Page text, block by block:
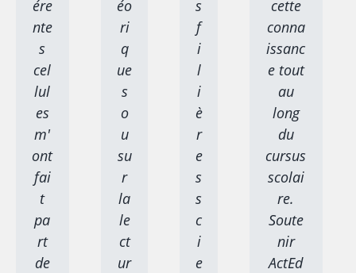
ére
nte
s
cel
lul
es
m'
ont
fai
t
pa
rt
de
éo
ri
q
ue
s
o
u
su
r
la
le
ct
ur
s
f
i
l
i
è
r
e
s
s
c
i
e
cette
conna
issanc
e tout
au
long
du
cursus
scolai
re.
Soute
nir
ActEd